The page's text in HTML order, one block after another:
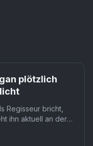
plötzlich
Regisseur bricht,
ihn aktuell an der
von Pluribus